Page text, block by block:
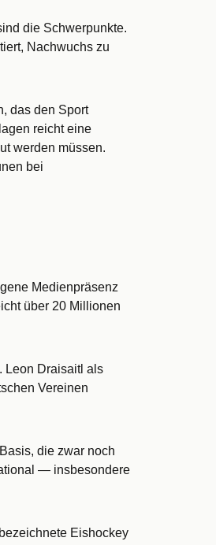
die Schwerpunkte.
Nachwuchs zu
das den Sport
reicht eine
werden müssen.
bei
Medienpräsenz
über 20 Millionen
Leon Draisaitl als
Vereinen
die zwar noch
— insbesondere
Eishockey